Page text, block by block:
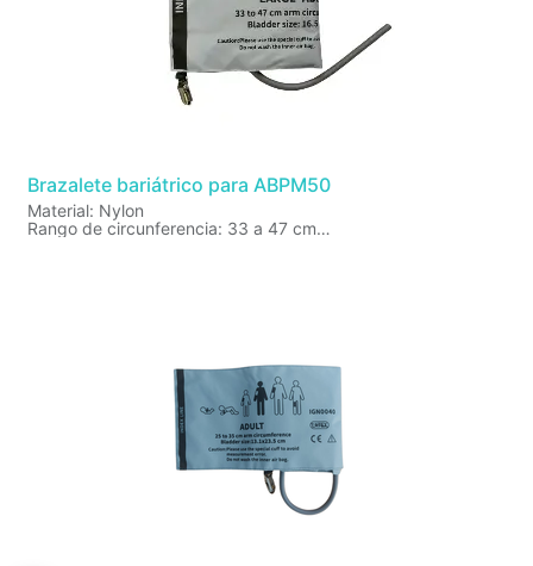
Brazalete bariátrico para ABPM50
Material: Nylon
Rango de circunferencia: 33 a 47 cm